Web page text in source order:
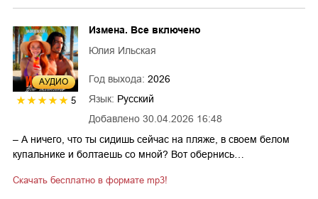
AУДИО
5
Добавлено 30.04.2026 16:48
Измена. Все включено
Юлия Ильская
Год выхода: 2026
Язык: Русский
– А ничего, что ты сидишь сейчас на пляже, в своем белом
купальнике и болтаешь со мной? Вот обернись…
Скачать бесплатно в формате mp3!